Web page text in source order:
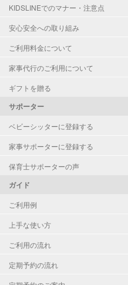
KIDSLINEでのマナー・注意点
安心安全への取り組み
ご利用料金について
家事代行のご利用について
ギフトを贈る
サポーター
ベビーシッターに登録する
家事サポーターに登録する
保育士サポーターの声
ガイド
ご利用例
上手な使い方
ご利用の流れ
定期予約の流れ